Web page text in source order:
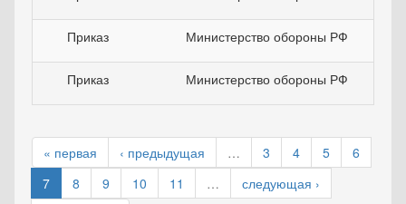
Приказ Министерство обороны РФ
Приказ Министерство обороны РФ
« первая ‹ предыдущая … 3 4 5
6
7
8 9 10 11 …
следующая ›